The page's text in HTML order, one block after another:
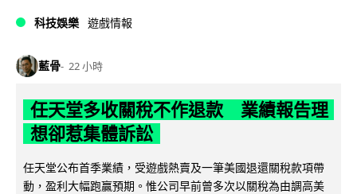
科技娛樂 遊戲情報
藍骨 22 小時
任天堂多收關稅不作退款 業績報告理
想卻惹集體訴訟
任天堂公布首季業績，受遊戲熱賣及一筆美國退還關稅款項帶
動，盈利大幅跑贏預期。惟公司早前曾多次以關稅為由調高美